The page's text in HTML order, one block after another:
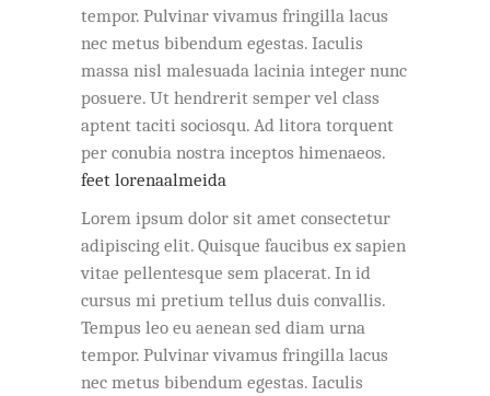
tempor. Pulvinar vivamus fringilla lacus
nec metus bibendum egestas. Iaculis
massa nisl malesuada lacinia integer nunc
posuere. Ut hendrerit semper vel class
aptent taciti sociosqu. Ad litora torquent
per conubia nostra inceptos himenaeos.
feet lorenaalmeida
Lorem ipsum dolor sit amet consectetur
adipiscing elit. Quisque faucibus ex sapien
vitae pellentesque sem placerat. In id
cursus mi pretium tellus duis convallis.
Tempus leo eu aenean sed diam urna
tempor. Pulvinar vivamus fringilla lacus
nec metus bibendum egestas. Iaculis